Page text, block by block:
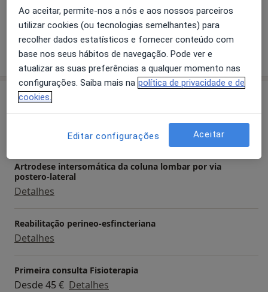
Amadora (1999-2002), fisioterapeuta principal do
plantel de futebol profissional do C.S Maritimo
Madeira (2002-2007), formador de vários cursos em
fisioterapia e osteopatia de, entre outras funções
gestão na área da saúde, nomeadamente no apoio
domiciliário.
Cotovelo De Tenista
+25a11y_sr_more_diseases
Mostrar mais detalhes
sobre a experiência
Serviços e preços
Artrodese intersomática da coluna lombar por via
postero-lateral
Detalhes
Reabilitação perineo-esfincteriana
Detalhes
Primeira consulta Fisioterapia
Desde 45 € Detalhes
Ao aceitar, permite-nos a nós e aos nossos parceiros
utilizar cookies (ou tecnologias semelhantes) para
recolher dados estatísticos e fornecer conteúdo com
base nos seus hábitos de navegação. Pode ver e
atualizar as suas preferências a qualquer momento nas
configurações. Saiba mais na política de privacidade e de
cookies.
Editar configurações Aceitar